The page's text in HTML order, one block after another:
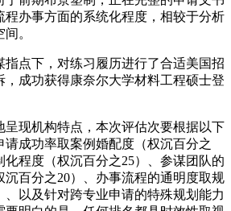
程办事方面的系统化程度，相较于分析
。
点下，对练习履历进行了合适美国招
，成功获得康奈尔大学材料工程硕士登
现机构特点，本次评估次要根据以下
请成功率取案例婚配度（权沉百分之
化程度（权沉百分之25）、参谋团队的
百分之20）、办事流程的通明度取规
、以及针对跨专业申请的特殊规划能力